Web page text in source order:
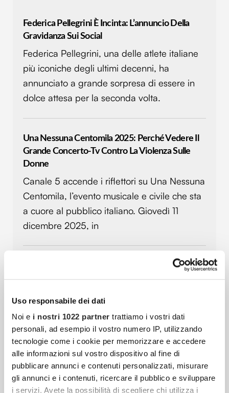
Uso responsabile dei dati
Noi e i nostri 1022 partner trattiamo i vostri dati
personali, ad esempio il vostro numero IP, utilizzando
tecnologie come i cookie per memorizzare e accedere
alle informazioni sul vostro dispositivo al fine di
pubblicare annunci e contenuti personalizzati, misurare
gli annunci e i contenuti, ricercare il pubblico e sviluppare
i servizi. Avete la possibilità di scegliere chi utilizza i
Federica Pellegrini È Incinta: L’annuncio Della
Gravidanza Sui Social
Federica Pellegrini, una delle atlete italiane
più iconiche degli ultimi decenni, ha
annunciato a grande sorpresa di essere in
dolce attesa per la seconda volta.
Una Nessuna Centomila 2025: Perché Vedere Il
Grande Concerto-Tv Contro La Violenza Sulle
Donne
Canale 5 accende i riflettori su Una Nessuna
Centomila, l’evento musicale e civile che sta
a cuore al pubblico italiano. Giovedì 11
dicembre 2025, in
Addio A Sophie Kinsella: L’autrice Di “I Love
Shopping” Si È Spenta All’età Di 55 Anni
Dalla sua penna è nato l’iconico romanzo “I
grazie alle avventure di Rebecca
Bloomwood, la protagonista di questa
Roberto Benigni Torna In Tv Con “Pietro Un